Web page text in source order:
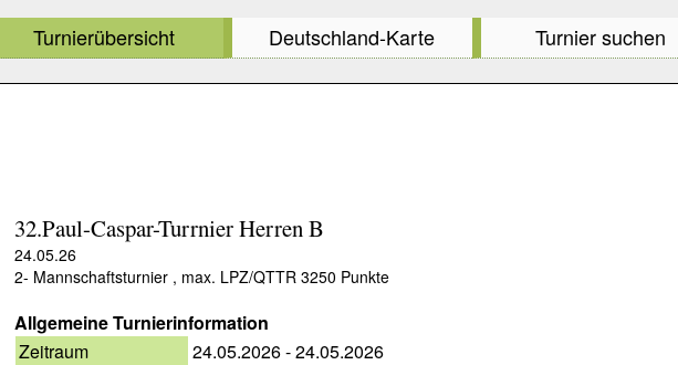
Turnierübersicht Deutschland-Karte Turnier suchen
32.Paul-Caspar-Turrnier Herren B
24.05.26
2- Mannschaftsturnier , max. LPZ/QTTR 3250 Punkte
Allgemeine Turnierinformation
Zeitraum
24.05.2026 - 24.05.2026